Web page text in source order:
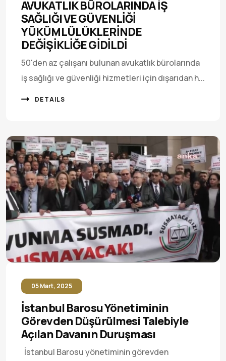
AVUKATLIK BÜROLARINDA İŞ
SAĞLIĞI VE GÜVENLİĞİ
YÜKÜMLÜLÜKLERİNDE
DEĞİŞİKLİĞE GİDİLDİ
50'den az çalışanı bulunan avukatlık bürolarında
iş sağlığı ve güvenliği hizmetleri için dışarıdan h...
DETAILS
05 Mart, 2025
İstanbul Barosu Yönetiminin
Görevden Düşürülmesi Talebiyle
Açılan Davanın Duruşması
İstanbul Barosu yönetiminin görevden